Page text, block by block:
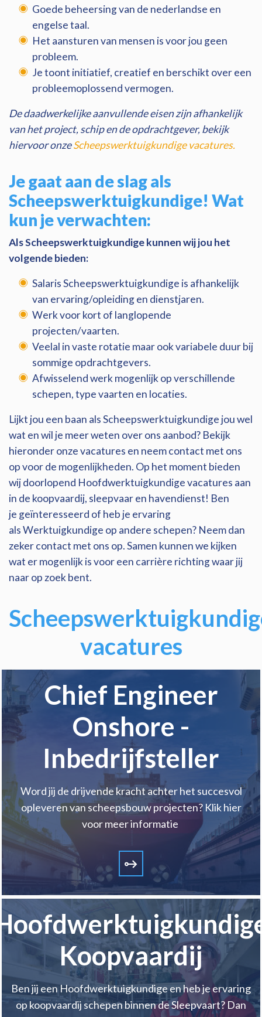
Goede beheersing van de nederlandse en
engelse taal.
Het aansturen van mensen is voor jou geen
probleem.
Je toont initiatief, creatief en berschikt over een
probleemoplossend vermogen.
De daadwerkelijke aanvullende eisen zijn afhankelijk
van het project, schip en de opdrachtgever, bekijk
hiervoor onzeScheepswerktuigkundige vacatures.
Je gaat aan de slag als
Scheepswerktuigkundige! Wat
kun je verwachten:
Als Scheepswerktuigkundige kunnen wij jou het
volgende bieden:
Salaris Scheepswerktuigkundige is afhankelijk
van ervaring/opleiding en dienstjaren.
Werk voor kort of langlopende
projecten/vaarten.
Veelal in vaste rotatie maar ook variabele duur bij
sommige opdrachtgevers.
Afwisselend werk mogenlijk op verschillende
schepen, type vaarten en locaties.
Lijkt jou een baan als Scheepswerktuigkundige jou wel
wat en wil je meer weten over ons aanbod? Bekijk
hieronder onze vacatures en neem contact met ons
op voor de mogenlijkheden. Op het moment bieden
wij doorlopend Hoofdwerktuigkundige vacatures aan
in de koopvaardij, sleepvaar en havendienst! Ben
je geïnteresseerd of heb je ervaring
als Werktuigkundige op andere schepen? Neem dan
zeker contact met ons op. Samen kunnen we kijken
wat er mogenlijk is voor een carrière richting waar jij
naar op zoek bent.
vacatures
Chief Engineer
Onshore -
Inbedrijfsteller
Word jij de drijvende kracht achter het succesvol
opleveren van scheepsbouw projecten? Klik hier
voor meer informatie
Koopvaardij
Ben jij een Hoofdwerktuigkundige en heb je ervaring
op koopvaardij schepen binnen de Sleepvaart? Dan